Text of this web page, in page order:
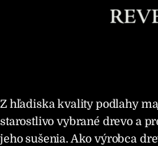
Z hľadiska kvality podlahy
starostlivo vybrané drevo a
jeho sušenia. Ako výrobca